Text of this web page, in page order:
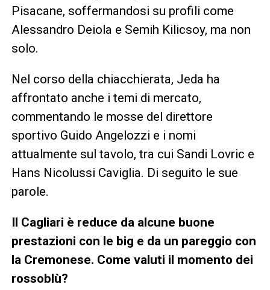
Pisacane, soffermandosi su profili come
Alessandro Deiola e Semih Kilicsoy, ma non
solo.
Nel corso della chiacchierata, Jeda ha
affrontato anche i temi di mercato,
commentando le mosse del direttore
sportivo Guido Angelozzi e i nomi
attualmente sul tavolo, tra cui Sandi Lovric e
Hans Nicolussi Caviglia. Di seguito le sue
parole.
Il Cagliari è reduce da alcune buone
prestazioni con le big e da un pareggio con
la Cremonese. Come valuti il momento dei
rossoblù?